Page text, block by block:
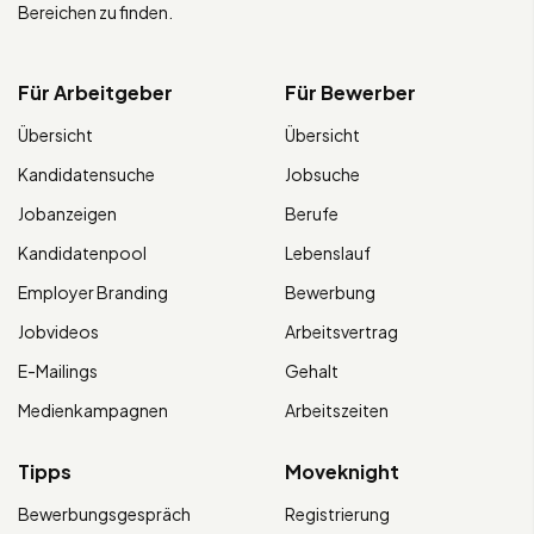
Bereichen zu finden.
Für Arbeitgeber
Übersicht
Kandidatensuche
Jobanzeigen
Kandidatenpool
Employer Branding
Jobvideos
E-Mailings
Medienkampagnen
Für Bewerber
Übersicht
Jobsuche
Berufe
Lebenslauf
Bewerbung
Arbeitsvertrag
Gehalt
Arbeitszeiten
Tipps
Bewerbungsgespräch
Moveknight
Registrierung